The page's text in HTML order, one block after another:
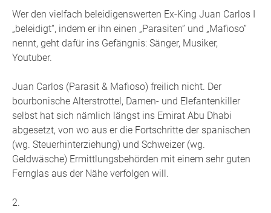
Wer den vielfach beleidigenswerten Ex-King Juan Carlos I
„beleidigt“, indem er ihn einen „Parasiten” und „Mafioso”
nennt, geht dafür ins Gefängnis: Sänger, Musiker,
Youtuber.
Juan Carlos (Parasit & Mafioso) freilich nicht. Der
bourbonische Alterstrottel, Damen- und Elefantenkiller
selbst hat sich nämlich längst ins Emirat Abu Dhabi
abgesetzt, von wo aus er die Fortschritte der spanischen
(wg. Steuerhinterziehung) und Schweizer (wg.
Geldwäsche) Ermittlungsbehörden mit einem sehr guten
Fernglas aus der Nähe verfolgen will.
2.